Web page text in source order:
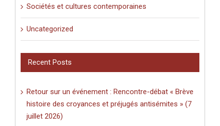
Sociétés et cultures contemporaines
Uncategorized
Recent Posts
Retour sur un événement : Rencontre-débat « Brève
histoire des croyances et préjugés antisémites » (7
juillet 2026)